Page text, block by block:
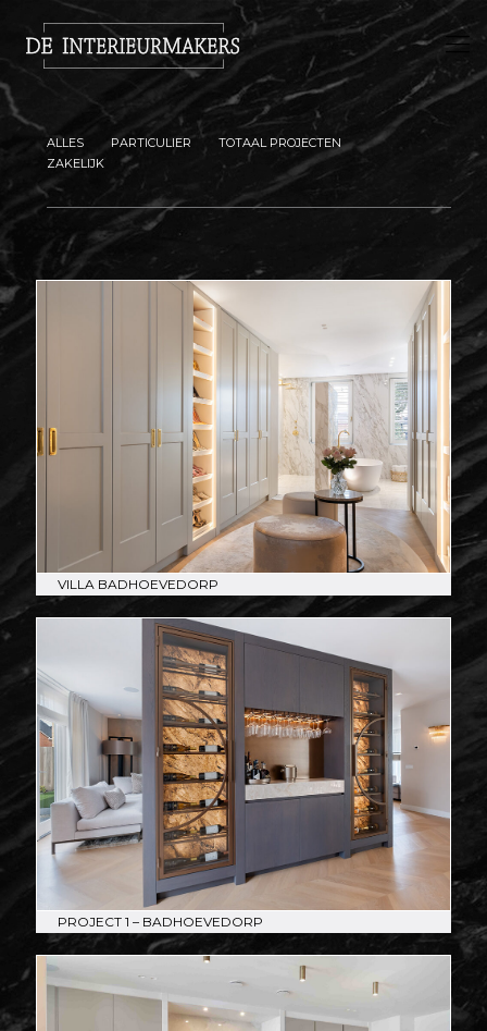
ALLES PARTICULIER
TOTAAL PROJECTEN
ZAKELIJK
VILLA BADHOEVEDORP
PROJECT 1 – BADHOEVEDORP